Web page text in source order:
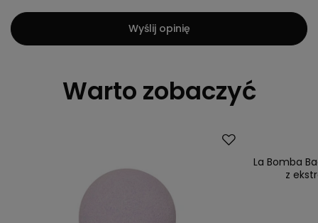
Wyślij opinię
Warto zobaczyć
La Bomba
z